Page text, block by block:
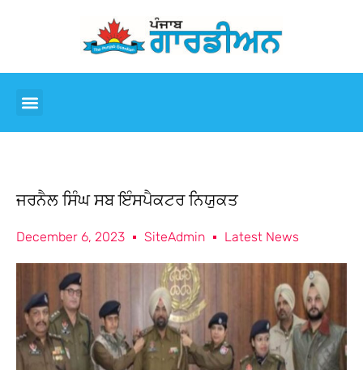
ਜਰਨੈਲ ਸਿੰਘ ਸਬ ਇੰਸਪੈਕਟਰ ਨਿਯੁਕਤ
December 6, 2023 SiteAdmin Latest News